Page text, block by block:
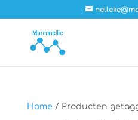
Home / Producten